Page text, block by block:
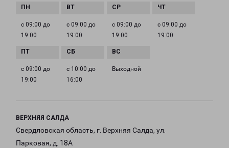
с 09:00 до
19:00
с 09:00 до
19:00
с 09:00 до
19:00
с 09:00 до
19:00
с 09:00 до
19:00
с 10:00 до
16:00
Выходной
ВЕРХНЯЯ САЛДА
Свердловская область, г. Верхняя Салда, ул.
Парковая, д. 18А